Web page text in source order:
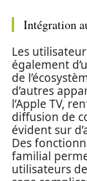
Intégration
Les
également
de
d’autres
l’Apple TV,
diffusion de
évident sur
Des
familial
utilisateurs